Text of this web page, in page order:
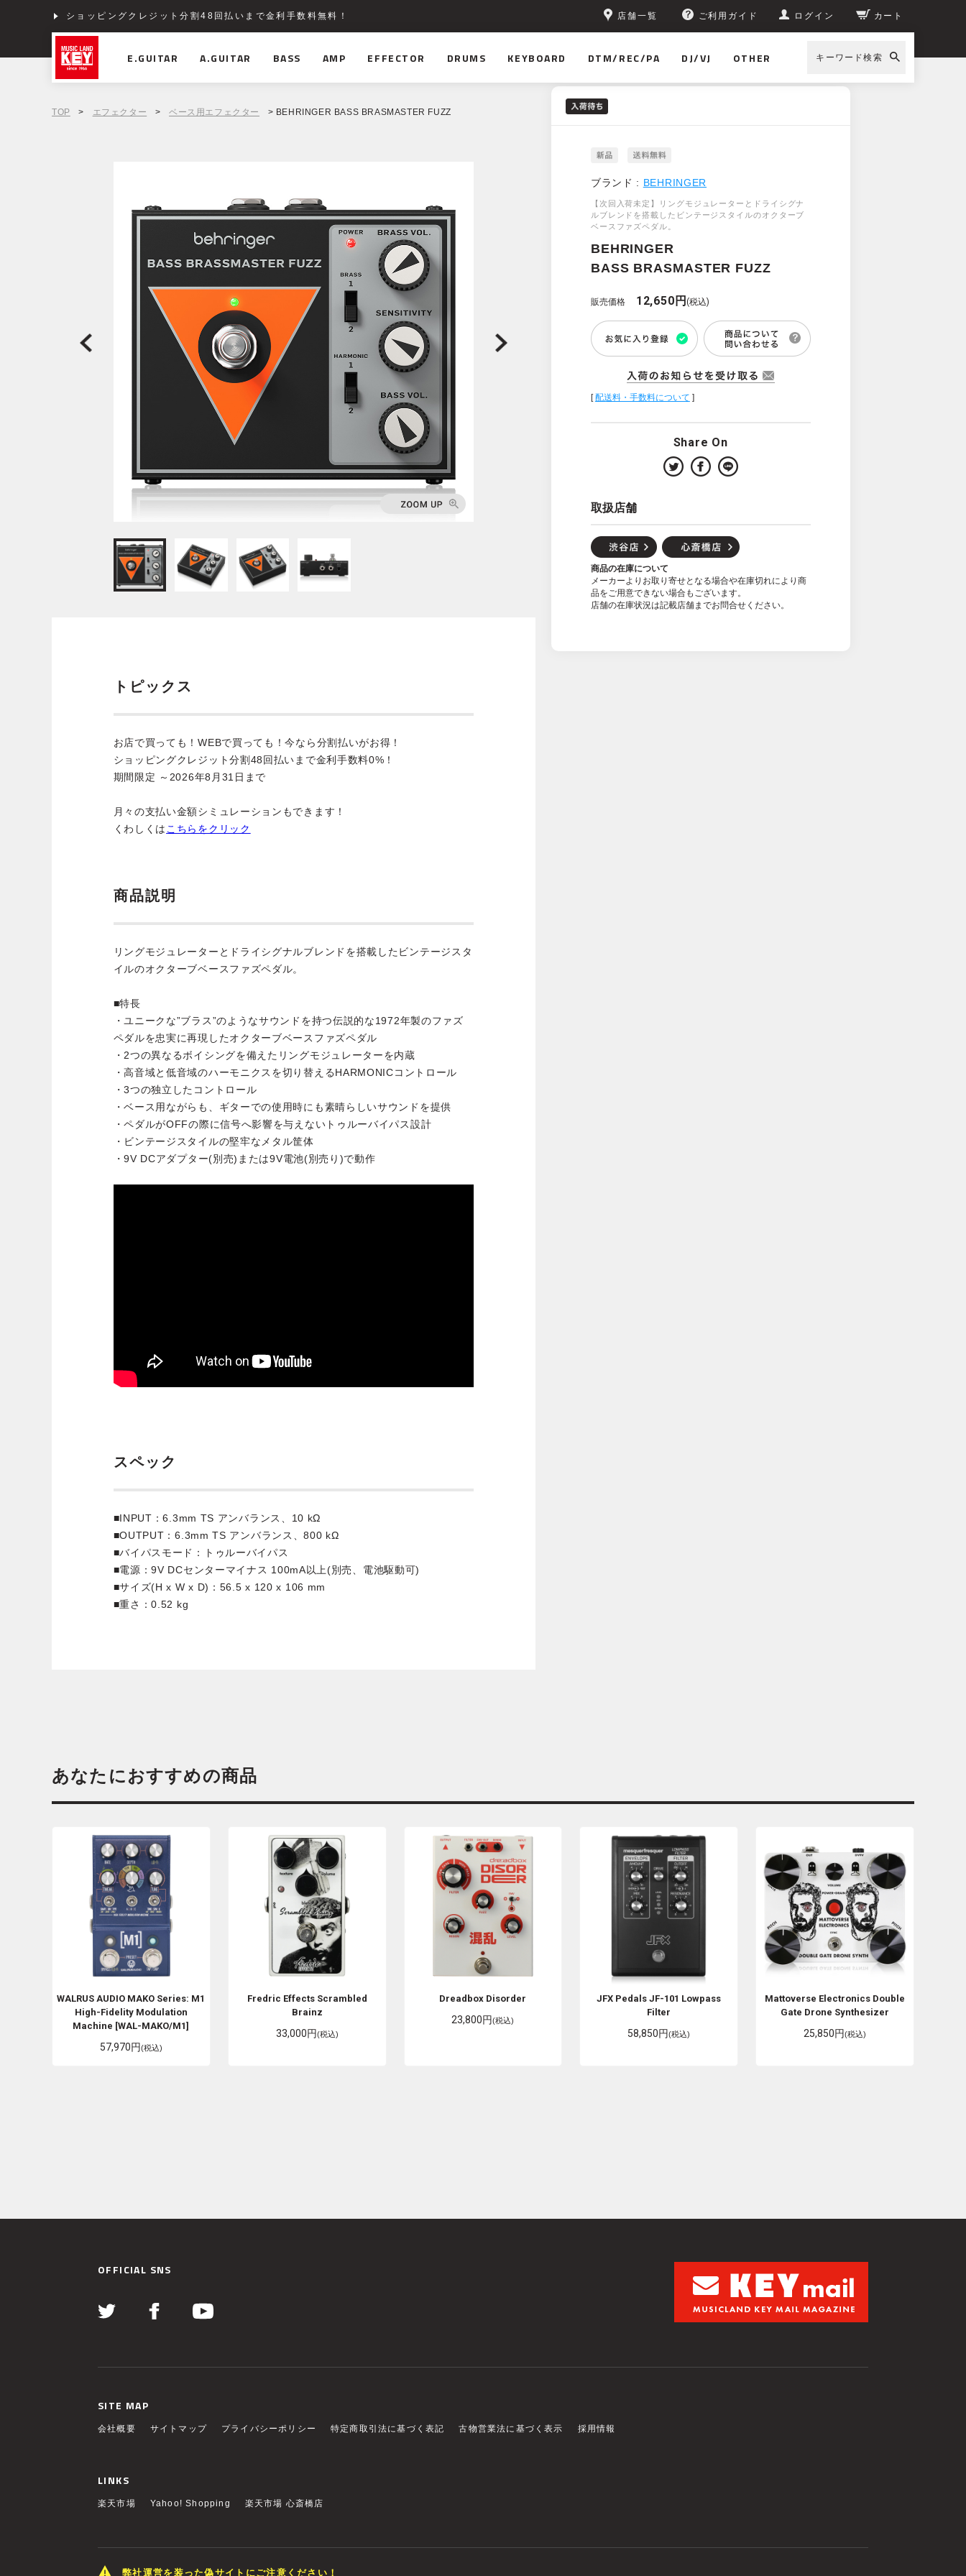
ショッピングクレジット分割48回払いまで金利手数料無料！ 店舗一覧 ご利用ガイド ログイン カート
E.GUITAR A.GUITAR BASS AMP EFFECTOR DRUMS KEYBOARD DTM/REC/PA DJ/VJ OTHER キーワード検索
TOP > エフェクター > ベース用エフェクター > BEHRINGER BASS BRASMASTER FUZZ
ブランド : BEHRINGER
【次回入荷未定】リングモジュレーターとドライシグナ
ルブレンドを搭載したビンテージスタイルのオクターブ
ベースファズペダル。
BEHRINGER
BASS BRASMASTER FUZZ
販売価格 12,650円(税込)
[配送料・手数料について ]
Share On
取扱店舗
商品の在庫について
メーカーよりお取り寄せとなる場合や在庫切れにより商
品をご用意できない場合もございます。
店舗の在庫状況は記載店舗までお問合せください。
トピックス
お店で買っても！WEBで買っても！今なら分割払いがお得！
ショッピングクレジット分割48回払いまで金利手数料0%！
期間限定 ～2026年8月31日まで
月々の支払い金額シミュレーションもできます！
くわしくは こちらをクリック
商品説明
リングモジュレーターとドライシグナルブレンドを搭載したビンテージスタ
イルのオクターブベースファズペダル。
■特長
・ユニークな”ブラス”のようなサウンドを持つ伝説的な1972年製のファズ
ペダルを忠実に再現したオクターブベースファズペダル
・2つの異なるボイシングを備えたリングモジュレーターを内蔵
・高音域と低音域のハーモニクスを切り替えるHARMONICコントロール
・3つの独立したコントロール
・ベース用ながらも、ギターでの使用時にも素晴らしいサウンドを提供
・ペダルがOFFの際に信号へ影響を与えないトゥルーバイパス設計
・ビンテージスタイルの堅牢なメタル筐体
・9V DCアダプター(別売)または9V電池(別売り)で動作
スペック
■INPUT：6.3mm TS アンバランス、10 kΩ
■OUTPUT：6.3mm TS アンバランス、800 kΩ
■バイパスモード：トゥルーバイパス
■電源：9V DCセンターマイナス 100mA以上(別売、電池駆動可)
■サイズ(H x W x D)：56.5 x 120 x 106 mm
■重さ：0.52 kg
あなたにおすすめの商品
WALRUS AUDIO MAKO Series: M1
High-Fidelity Modulation
Machine [WAL-MAKO/M1]
57,970円(税込)
Fredric Effects Scrambled
Brainz
33,000円(税込)
Dreadbox Disorder
23,800円(税込)
JFX PedalsJF-101 Lowpass
Filter
58,850円(税込)
Mattoverse Electronics Double
Gate Drone Synthesizer
25,850円(税込)
OFFICIAL SNS
SITE MAP
会社概要 サイトマップ プライバシーポリシー 特定商取引法に基づく表記 古物営業法に基づく表示 採用情報
LINKS
楽天市場 Yahoo! Shopping 楽天市場 心斎橋店
弊社運営を装った偽サイトにご注意ください！